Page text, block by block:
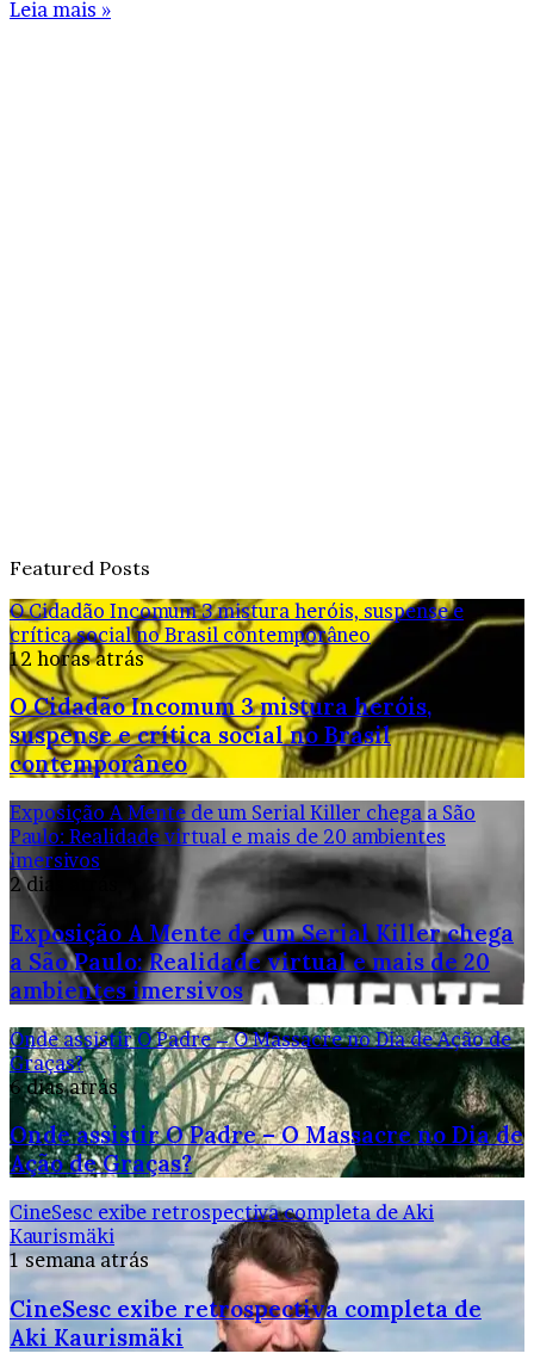
Leia mais »
Featured Posts
O Cidadão Incomum 3 mistura heróis, suspense e
crítica social no Brasil contemporâneo
12 horas atrás
O Cidadão Incomum 3 mistura heróis,
suspense e crítica social no Brasil
contemporâneo
Exposição A Mente de um Serial Killer chega a São
Paulo: Realidade virtual e mais de 20 ambientes
imersivos
2 dias atrás
Exposição A Mente de um Serial Killer chega
a São Paulo: Realidade virtual e mais de 20
ambientes imersivos
Onde assistir O Padre – O Massacre no Dia de Ação de
Graças?
6 dias atrás
Onde assistir O Padre – O Massacre no Dia de
Ação de Graças?
CineSesc exibe retrospectiva completa de Aki
Kaurismäki
1 semana atrás
CineSesc exibe retrospectiva completa de
Aki Kaurismäki